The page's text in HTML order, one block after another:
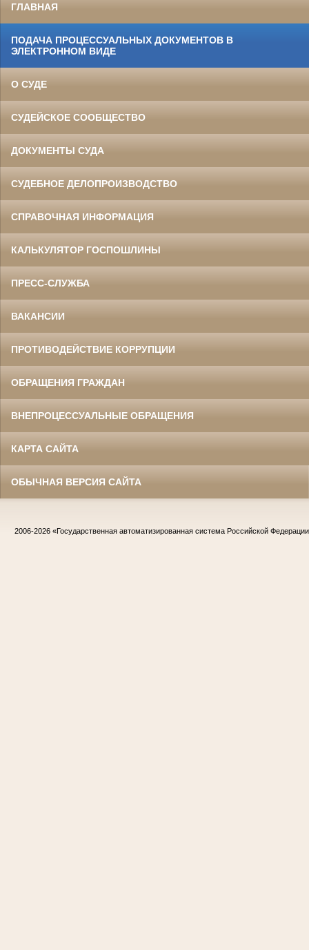
ГЛАВНАЯ
ПОДАЧА ПРОЦЕССУАЛЬНЫХ ДОКУМЕНТОВ В
ЭЛЕКТРОННОМ ВИДЕ
О СУДЕ
СУДЕЙСКОЕ СООБЩЕСТВО
ДОКУМЕНТЫ СУДА
СУДЕБНОЕ ДЕЛОПРОИЗВОДСТВО
СПРАВОЧНАЯ ИНФОРМАЦИЯ
КАЛЬКУЛЯТОР ГОСПОШЛИНЫ
ПРЕСС-СЛУЖБА
ВАКАНСИИ
ПРОТИВОДЕЙСТВИЕ КОРРУПЦИИ
ОБРАЩЕНИЯ ГРАЖДАН
ВНЕПРОЦЕССУАЛЬНЫЕ ОБРАЩЕНИЯ
КАРТА САЙТА
ОБЫЧНАЯ ВЕРСИЯ САЙТА
2006-2026 «Государственная автоматизированная система Российской